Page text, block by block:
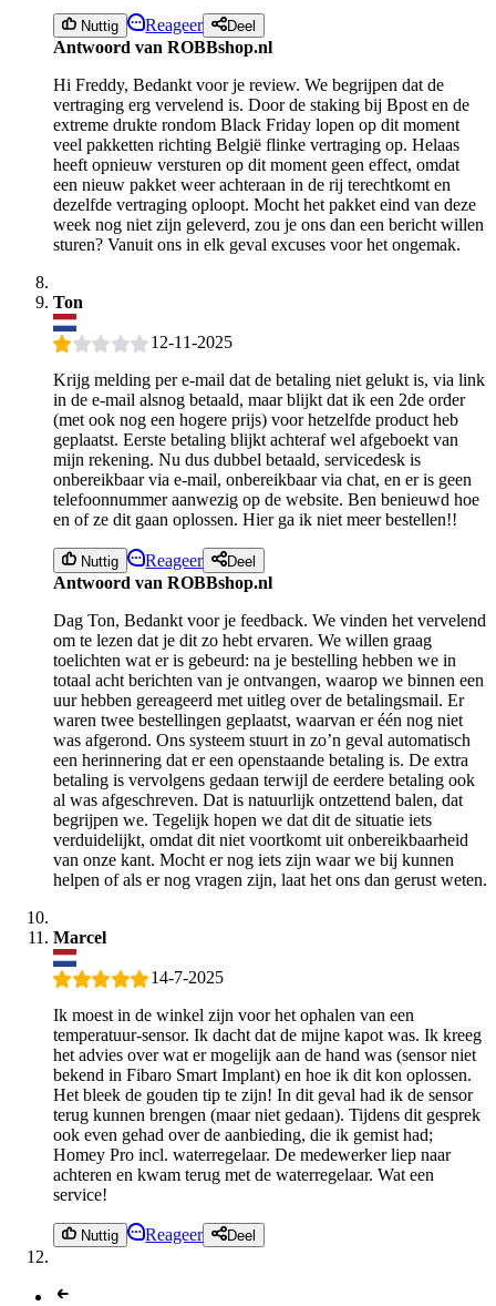
Nuttig Reageer Deel
Antwoord van ROBBshop.nl
Hi Freddy, Bedankt voor je review. We begrijpen dat de
vertraging erg vervelend is. Door de staking bij Bpost en de
extreme drukte rondom Black Friday lopen op dit moment
veel pakketten richting België flinke vertraging op. Helaas
heeft opnieuw versturen op dit moment geen effect, omdat
een nieuw pakket weer achteraan in de rij terechtkomt en
dezelfde vertraging oploopt. Mocht het pakket eind van deze
week nog niet zijn geleverd, zou je ons dan een bericht willen
sturen? Vanuit ons in elk geval excuses voor het ongemak.
Ton
12-11-2025
Krijg melding per e-mail dat de betaling niet gelukt is, via link
in de e-mail alsnog betaald, maar blijkt dat ik een 2de order
(met ook nog een hogere prijs) voor hetzelfde product heb
geplaatst. Eerste betaling blijkt achteraf wel afgeboekt van
mijn rekening. Nu dus dubbel betaald, servicedesk is
onbereikbaar via e-mail, onbereikbaar via chat, en er is geen
telefoonnummer aanwezig op de website. Ben benieuwd hoe
en of ze dit gaan oplossen. Hier ga ik niet meer bestellen!!
Nuttig Reageer Deel
Antwoord van ROBBshop.nl
Dag Ton, Bedankt voor je feedback. We vinden het vervelend
om te lezen dat je dit zo hebt ervaren. We willen graag
toelichten wat er is gebeurd: na je bestelling hebben we in
totaal acht berichten van je ontvangen, waarop we binnen een
uur hebben gereageerd met uitleg over de betalingsmail. Er
waren twee bestellingen geplaatst, waarvan er één nog niet
was afgerond. Ons systeem stuurt in zo’n geval automatisch
een herinnering dat er een openstaande betaling is. De extra
betaling is vervolgens gedaan terwijl de eerdere betaling ook
al was afgeschreven. Dat is natuurlijk ontzettend balen, dat
begrijpen we. Tegelijk hopen we dat dit de situatie iets
verduidelijkt, omdat dit niet voortkomt uit onbereikbaarheid
van onze kant. Mocht er nog iets zijn waar we bij kunnen
helpen of als er nog vragen zijn, laat het ons dan gerust weten.
Marcel
14-7-2025
Ik moest in de winkel zijn voor het ophalen van een
temperatuur-sensor. Ik dacht dat de mijne kapot was. Ik kreeg
het advies over wat er mogelijk aan de hand was (sensor niet
bekend in Fibaro Smart Implant) en hoe ik dit kon oplossen.
Het bleek de gouden tip te zijn! In dit geval had ik de sensor
terug kunnen brengen (maar niet gedaan). Tijdens dit gesprek
ook even gehad over de aanbieding, die ik gemist had;
Homey Pro incl. waterregelaar. De medewerker liep naar
achteren en kwam terug met de waterregelaar. Wat een
service!
Nuttig Reageer Deel